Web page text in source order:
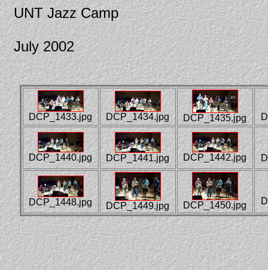
UNT Jazz Camp
July 2002
DCP_1433.jpg DCP_1434.jpg DCP_1435.jpg
DCP_1440.jpg DCP_1441.jpg DCP_1442.jpg
DCP_1448.jpg DCP_1449.jpg DCP_1450.jpg